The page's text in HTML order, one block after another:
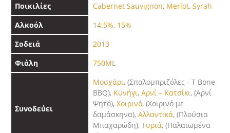
Ποικιλίες
Cabernet Sauvignon, Merlot, Syrah
Αλκοόλ
14.5%, 15%
Σοδειά
2013
Φιάλη
750ML
Συνοδεύει
Μοσχάρι, (Σπαλομπριζόλες - T Bone
BBQ), Κυνήγι, Αρνί – Κατσίκι, (Αρνί
Ψητό), Χοιρινό, (Χοιρινό με
δαμάσκηνα), Αλλαντικά, (Πλούσια
Μπαχαρώδη), Τυριά, (Παλαιωμένα